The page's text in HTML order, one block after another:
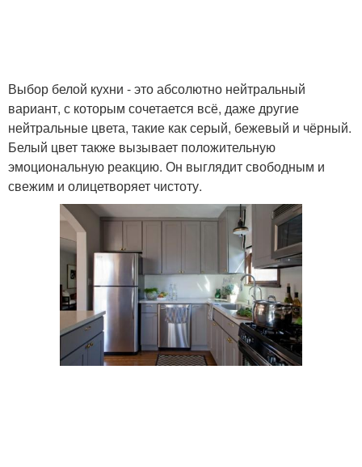
Выбор белой кухни - это абсолютно нейтральный
вариант, с которым сочетается всё, даже другие
нейтральные цвета, такие как серый, бежевый и чёрный.
Белый цвет также вызывает положительную
эмоциональную реакцию. Он выглядит свободным и
свежим и олицетворяет чистоту.